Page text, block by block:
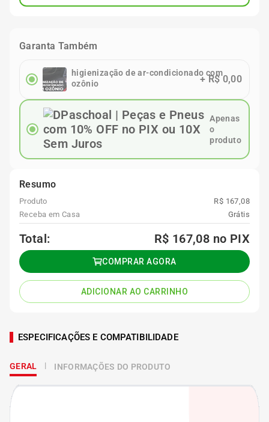
Garanta Também
higienização de ar-condicionado com
ozônio
+R$ 0,00
Apenas
o
produto
Resumo
Produto
R$ 167,08
Receba em Casa
Grátis
Total: R$ 167,08 no PIX
COMPRAR AGORA
ADICIONAR AO CARRINHO
ESPECIFICAÇÕES E COMPATIBILIDADE
GERAL INFORMAÇÕES DO PRODUTO